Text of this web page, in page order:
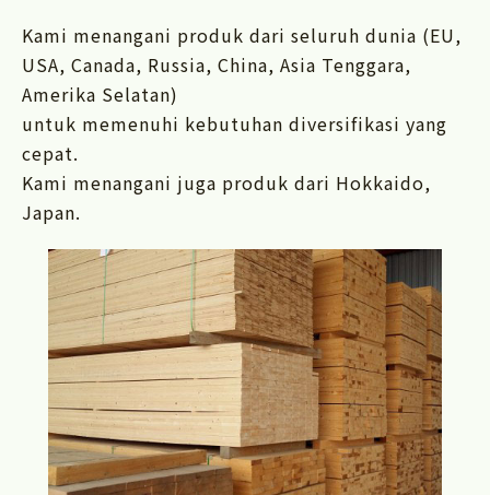
Kami menangani produk dari seluruh dunia (EU,
USA, Canada, Russia, China, Asia Tenggara,
Amerika Selatan)
untuk memenuhi kebutuhan diversifikasi yang
cepat.
Kami menangani juga produk dari Hokkaido,
Japan.